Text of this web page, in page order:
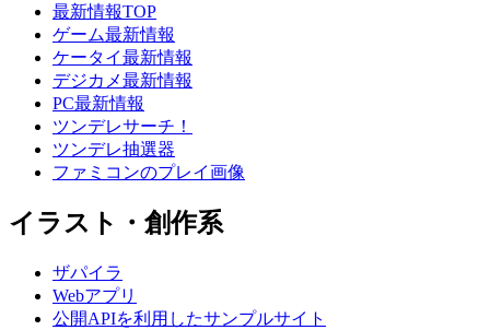
最新情報TOP
ゲーム最新情報
ケータイ最新情報
デジカメ最新情報
PC最新情報
ツンデレサーチ！
ツンデレ抽選器
ファミコンのプレイ画像
イラスト・創作系
ザパイラ
Webアプリ
公開APIを利用したサンプルサイト